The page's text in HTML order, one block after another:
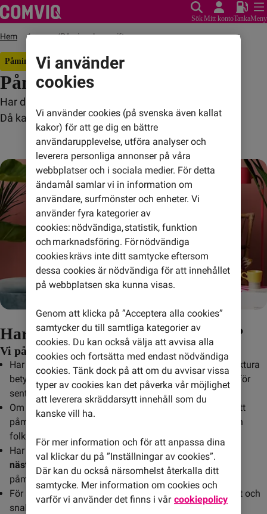
SökMitt kontoTankaMeny
Hem • • • Påminnelseavgift
Påminnelseavgift? Vi förklarar!
Påminnelseavgift
Har du fått en avgift på 60 kronor på din faktura?
Då kan du ha fått en påminnelseavgift.
Har du inte betalat fakturan i tid?
Vi påminner dig, kompis!
Har du fått en påminnelseavgift på 60 kronor på din faktura
betyder det att du betalade in
förra månadens faktura för
sent.
Om inte fakturan betalats på förfallodatumet skickas ett
påminnelse-SMS och ett påminnelsebrev skickas till din
folkbokföringsadress.
nästkommande faktura
kommer bli debiterad en
påminnelseavgift.
För att betala en faktura som förfallit gör du det enklast och
snabbast på Mitt konto via
eller Swish,
Vi använder
cookies
Vi använder cookies (på svenska även kallat
kakor) för att ge dig en bättre
användarupplevelse, utföra analyser och
leverera personliga annonser på våra
webbplatser och i sociala medier. För detta
ändamål samlar vi in information om
användare, surfmönster och enheter. Vi
använder fyra kategorier av
cookies: nödvändiga, statistik, funktion
och marknadsföring. För nödvändiga
cookies krävs inte ditt samtycke eftersom
dessa cookies är nödvändiga för att innehållet
på webbplatsen ska kunna visas.
Genom att klicka på ”Acceptera alla cookies”
samtycker du till samtliga kategorier av
cookies. Du kan också välja att avvisa alla
cookies och fortsätta med endast nödvändiga
cookies. Tänk dock på att om du avvisar vissa
typer av cookies kan det påverka vår möjlighet
att leverera skräddarsytt innehåll som du
kanske vill ha.
För mer information och för att anpassa dina
val klickar du på ”Inställningar av cookies”.
Där kan du också närsomhelst återkalla ditt
samtycke. Mer information om cookies och
varför vi använder det finns i vår cookiepolicy